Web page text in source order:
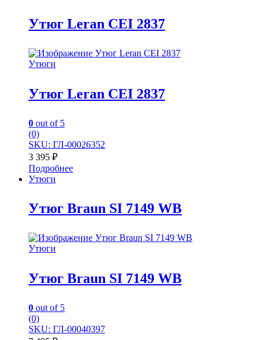
Утюг Leran CEI 2837
Утюги
Утюг Leran CEI 2837
0 out of 5
(0)
SKU: ГЛ-00026352
3 395 ₽
Подробнее
Утюги
Утюг Braun SI 7149 WB
Утюги
Утюг Braun SI 7149 WB
0 out of 5
(0)
SKU: ГЛ-00040397